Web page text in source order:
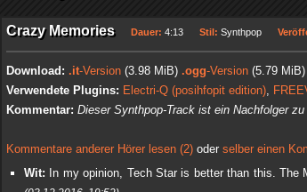
Crazy Memories Dauer: 4:13 Stil: Synthpop
Download: .it-Version (3.98 MiB) .ogg-Version (5.79 MiB)
Verwendete Plugins: Electri-Q (posihfopit edition),
Kommentar: Dieser Synthpop-Track ist ein Nachfolger
Kommentare anderer Hörer lesen (2) oder selber einen
Wit: In my opinion, Tech Star is better than this.